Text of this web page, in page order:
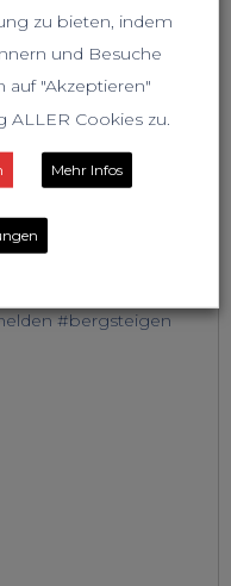
zu bieten, indem
und Besuche
auf "Akzeptieren"
Cookies zu.
Mehr Infos